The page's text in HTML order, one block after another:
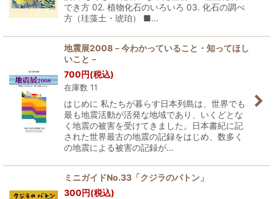
でき方 02. 植物化石のいろいろ 03. 化石の調べ
方（珪藻土・琥珀） ■…
地震展2008－今わかっていること・知ってほし
いこと－
700 円(税込)
在庫数 11
はじめに 私たちが暮らす日本列島は、世界でも
最も地震活動が活発な地域であり、いくどとな
く地震の被害を受けてきました。日本書紀に記
された世界最古の地震の記録をはじめ、数多く
の地震による被害の記録が…
ミニガイドNo.33「クジラのバトン」
300 円(税込)